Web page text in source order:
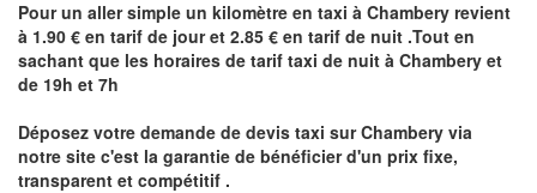
Pour un aller simple un kilomètre en taxi à Chambery revient
à 1.90 € en tarif de jour et 2.85 € en tarif de nuit .Tout en
sachant que les horaires de tarif taxi de nuit à Chambery et
de 19h et 7h
Déposez votre demande de devis taxi surChambery via
notre site c'est la garantie de bénéficier d'un prix fixe,
transparent et compétitif .